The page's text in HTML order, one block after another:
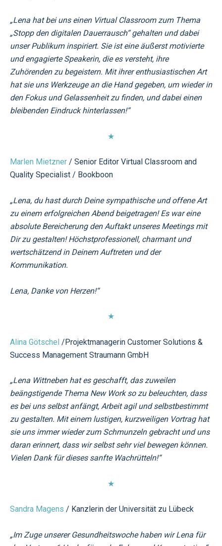
„Lena hat bei uns einen Virtual Classroom zum Thema
„Stopp den digitalen Dauerrausch“ gehalten und dabei
unser Publikum inspiriert. Sie ist eine äußerst motivierte
und engagierte Speakerin, die es versteht, ihre
Zuhörenden zu begeistern. Mit ihrer enthusiastischen Art
hat sie uns Werkzeuge an die Hand gegeben, um wieder in
den Fokus und Gelassenheit zu finden, und dabei einen
bleibenden Eindruck hinterlassen!“
★
Marlen Mietzner / Senior Editor Virtual Classroom and
Quality Specialist / Bookboon
„Lena, du hast durch Deine sympathische und offene Art
zu einem erfolgreichen Abend beigetragen! Es war eine
absolute Bereicherung den Auftakt unseres Meetings mit
Dir zu gestalten! Höchstprofessionell, charmant und
wertschätzend in Deinem Auftreten und der
Kommunikation.
Lena, Danke von Herzen!“
★
Alina Götschel /Projektmanagerin Customer Solutions &
Success Management Straumann GmbH
„Lena Wittneben hat es geschafft, das zuweilen
beängstigende Thema New Work so zu beleuchten, dass
es bei uns selbst anfängt, Arbeit agil und selbstbestimmt
zu gestalten. Mit einem lustigen, kurzweiligen Vortrag hat
sie uns immer wieder zum Schmunzeln gebracht und uns
daran erinnert, dass wir selbst sehr viel bewegen können.
Vielen Dank für dieses sanfte Wachrütteln!“
★
Sandra Magens / Kanzlerin der Universität zu Lübeck
„Im Zuge unserer Gesundheitswoche haben wir Lena für